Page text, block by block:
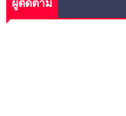
ผู้ติดตาม